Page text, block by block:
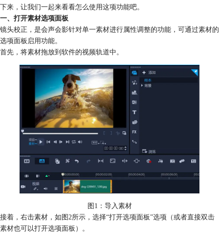
下来，让我们一起来看看怎么使用这项功能吧。
一、打开素材选项面板
镜头校正，是会声会影针对单一素材进行属性调整的功能，可通过素材的
选项面板启用功能。
首先，将素材拖放到软件的视频轨道中。
图1：导入素材
接着，右击素材，如图2所示，选择“打开选项面板”选项（或者直接双击
素材也可以打开选项面板）。